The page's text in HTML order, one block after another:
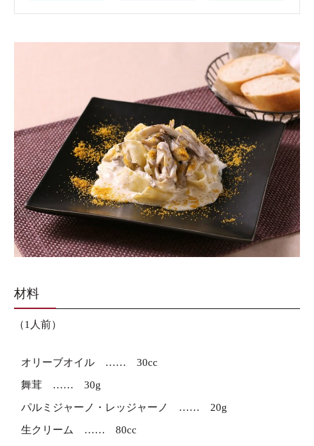
材料
（1人前）
オリーブオイル
30cc
舞茸
30g
パルミジャーノ・レッジャーノ
20g
生クリーム
80cc